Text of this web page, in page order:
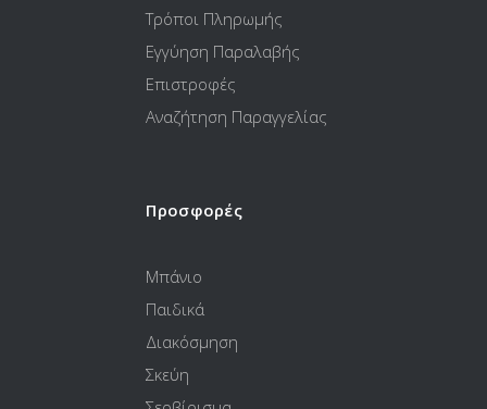
Τρόποι Πληρωμής
Εγγύηση Παραλαβής
Επιστροφές
Αναζήτηση Παραγγελίας
Προσφορές
Μπάνιο
Παιδικά
Διακόσμηση
Σκεύη